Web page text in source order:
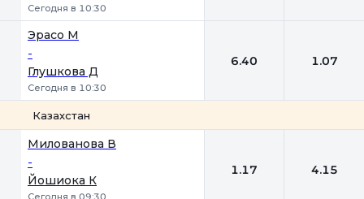
Сегодня в 10:30
Эрасо М
-
Глушкова Д
Сегодня в 10:30
6.40 1.07
Казахстан
Милованова В
-
Йошиока К
Сегодня в 09:30
1.17 4.15